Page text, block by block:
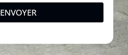
ENVOYER